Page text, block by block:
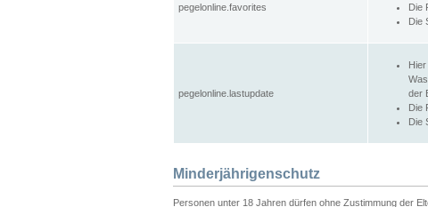
pegelonline.favorites
Die
Die
pegelonline.lastupdate
der
Die
Die
Minderjährigenschutz
Personen unter 18 Jahren dürfen ohne Zustimmung der